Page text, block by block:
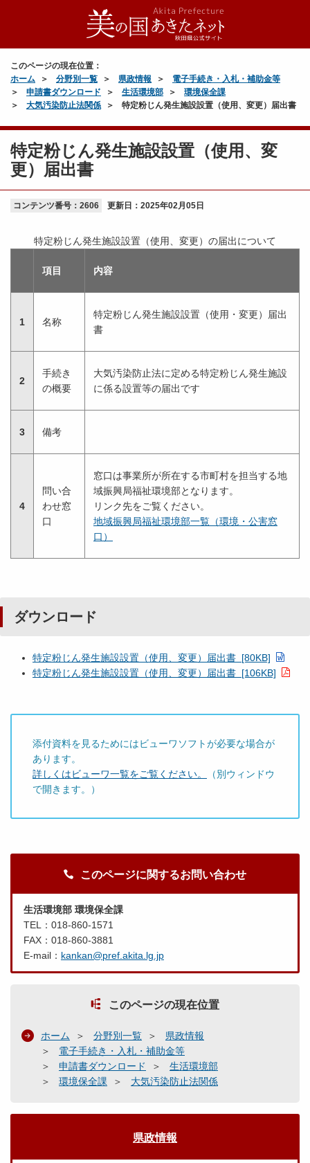
このページの現在位置：
ホーム
分野別一覧 県政情報
電子手続き・入札・補助金等
申請書ダウンロード
生活環境部
環境保全課
大気汚染防止法関係
特定粉じん発生施設設置（使用、変更）届出書
特定粉じん発生施設設置（使用、変
更）届出書
コンテンツ番号：2606 更新日： 2025年02月05日
特定粉じん発生施設設置（使用、変更）の届出について
項目 内容
1 名称
特定粉じん発生施設設置（使用・変更）届出
書
2
手続き
の概要
大気汚染防止法に定める特定粉じん発生施設
に係る設置等の届出です
3 備考
4
問い合
わせ窓
口
窓口は事業所が所在する市町村を担当する地
域振興局福祉環境部となります。
リンク先をご覧ください。
地域振興局福祉環境部一覧（環境・公害窓
口）
ダウンロード
特定粉じん発生施設設置（使用、変更）届出書 [80KB]
特定粉じん発生施設設置（使用、変更）届出書 [106KB]
添付資料を見るためにはビューワソフトが必要な場合が
あります。
詳しくはビューワ一覧をご覧ください。
（別ウィンドウ
で開きます。）
このページに関するお問い合わせ
生活環境部 環境保全課
TEL：018-860-1571
FAX：018-860-3881
E-mail： kankan@pref.akita.lg.jp
このページの現在位置
ホーム 分野別一覧
県政情報
電子手続き・入札・補助金等
申請書ダウンロード
生活環境部
環境保全課
大気汚染防止法関係
県政情報